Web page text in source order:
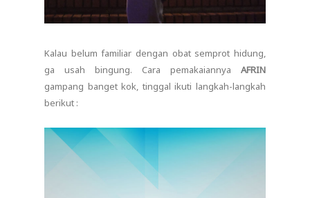
Kalau belum familiar dengan obat semprot hidung,
ga usah bingung. Cara pemakaiannya AFRIN
gampang banget kok, tinggal ikuti langkah-langkah
berikut :